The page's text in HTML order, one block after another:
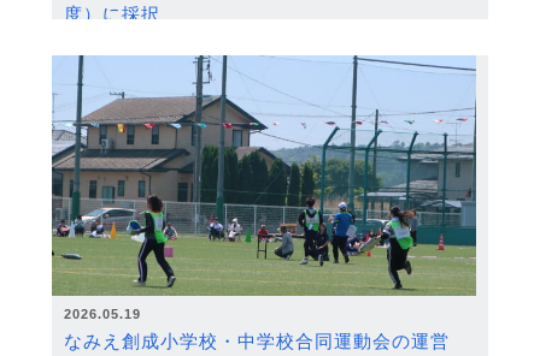
度）に採択
2026.05.19
なみえ創成小学校・中学校合同運動会の運営